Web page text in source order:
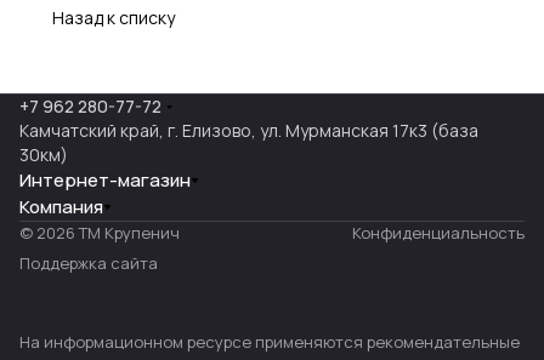
Назад к списку
+7 962 280-77-72
Камчатский край, г. Елизово, ул. Мурманская 17к3 (база
30км)
Интернет-магазин
Компания
© 2026 ТМ Крупенич
Конфиденциальность
Поддержка сайта
На информационном ресурсе применяются рекомендательные